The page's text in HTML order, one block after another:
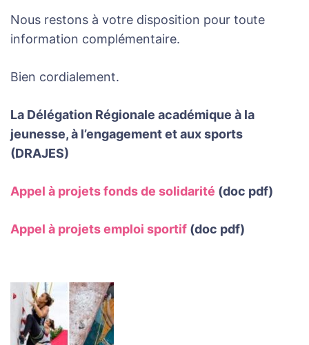
Nous restons à votre disposition pour toute
information complémentaire.
Bien cordialement.
La Délégation Régionale académique à la
jeunesse, à l’engagement et aux sports
(DRAJES)
Appel à projets fonds de solidarité (doc pdf)
Appel à projets emploi sportif (doc pdf)
Navigation
des
articles